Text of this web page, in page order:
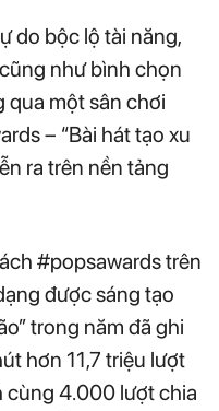
do bộc lộ tài năng,
như bình chọn
một sân chơi
– “Bài hát tạo xu
ra trên nền tảng
#popsawards trên
được sáng tạo
trong năm đã ghi
hơn 11,7 triệu lượt
cùng 4.000 lượt chia